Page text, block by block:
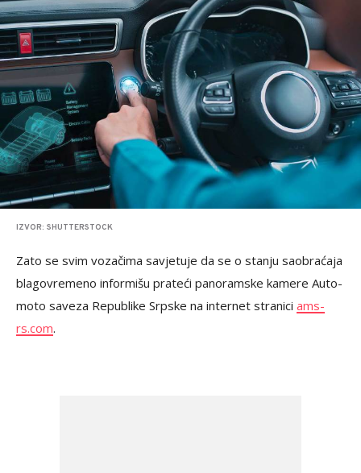
IZVOR: SHUTTERSTOCK
Zato se svim vozačima savjetuje da se o stanju saobraćaja
blagovremeno informišu prateći panoramske kamere Auto-
moto saveza Republike Srpske na internet stranici ams-
rs.com.